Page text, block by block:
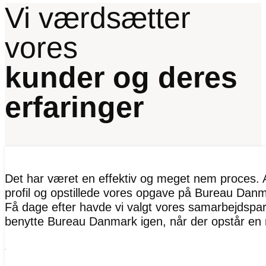
Vi værdsætter
vores
kunder og deres
erfaringer
Det har været en effektiv og meget nem proces.
profil og opstillede vores opgave på Bureau
Få dage efter havde vi valgt vores
benytte Bureau Danmark igen, når der opstår en